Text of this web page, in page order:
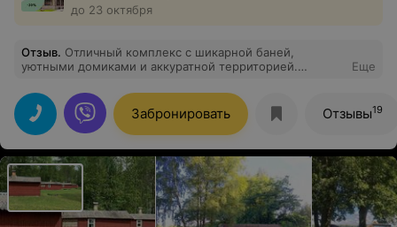
до 23 октября
Отзыв. Отличный комплекс с шикарной баней,
уютными домиками и аккуратной территорией.
персонал. Все очень понравилось. Обязательно еще
вернемся.
Еще
Забронировать Отзывы19